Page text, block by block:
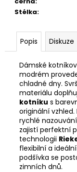
Stélka:
Popis Diskuze
Dámské
modrém
chladné dny.
materiálu
kotníku s
originální vzhled.
rychlé
zajistí perfektní
technologii
flexibilní a
podšívka se
zimních dnů.
998
Kč